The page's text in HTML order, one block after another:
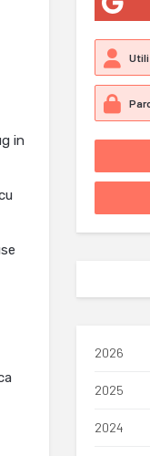
in
2026
2025
2024